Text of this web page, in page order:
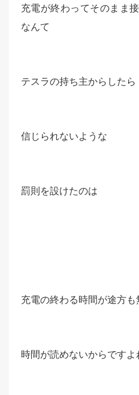
充電が終わってそのまま
なんて
テスラの持ち主からしたら
信じられないような
罰則を設けたのは
充電の終わる時間が途方
時間が読めないからですよ